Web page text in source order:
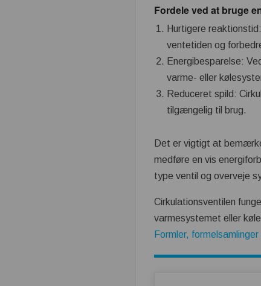
Fordele ved at bruge
Hurtigere
ventetiden og
Energibesparelse:
varme- eller
Reduceret spild:
tilgængelig til brug.
Det er vigtigt at
medføre en vis
type ventil og overveje
Cirkulationsventilen
varmesystemet eller
Formler,